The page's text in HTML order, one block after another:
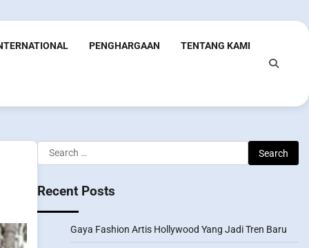
PENGHARGAAN TENTANG KAMI
Search
for:
Recent Posts
Gaya Fashion Artis Hollywood Yang Jadi Tren Baru